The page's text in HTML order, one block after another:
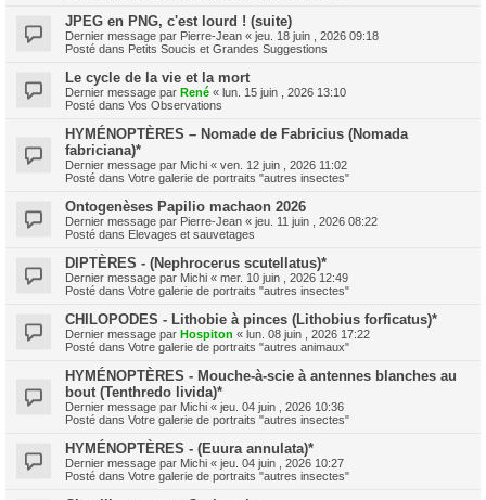
JPEG en PNG, c'est lourd ! (suite)
Dernier message par Pierre-Jean « jeu. 18 juin , 2026 09:18
Posté dans Petits Soucis et Grandes Suggestions
Le cycle de la vie et la mort
Dernier message par René « lun. 15 juin , 2026 13:10
Posté dans Vos Observations
HYMÉNOPTÈRES – Nomade de Fabricius (Nomada
fabriciana)*
Dernier message par Michi « ven. 12 juin , 2026 11:02
Posté dans Votre galerie de portraits "autres insectes"
Ontogenèses Papilio machaon 2026
Dernier message par Pierre-Jean « jeu. 11 juin , 2026 08:22
Posté dans Elevages et sauvetages
DIPTÈRES - (Nephrocerus scutellatus)*
Dernier message par Michi « mer. 10 juin , 2026 12:49
Posté dans Votre galerie de portraits "autres insectes"
CHILOPODES - Lithobie à pinces (Lithobius forficatus)*
Dernier message par Hospiton « lun. 08 juin , 2026 17:22
Posté dans Votre galerie de portraits "autres animaux"
HYMÉNOPTÈRES - Mouche-à-scie à antennes blanches au
bout (Tenthredo livida)*
Dernier message par Michi « jeu. 04 juin , 2026 10:36
Posté dans Votre galerie de portraits "autres insectes"
HYMÉNOPTÈRES - (Euura annulata)*
Dernier message par Michi « jeu. 04 juin , 2026 10:27
Posté dans Votre galerie de portraits "autres insectes"